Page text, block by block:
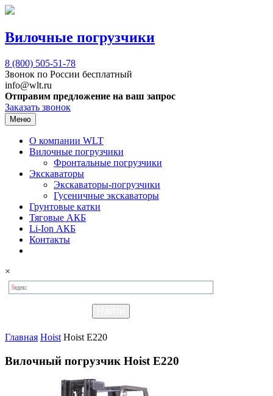
Вилочные погрузчики
8 (800) 505-51-78
Звонок по России бесплатный
info@wlt.ru
Отправим предложение на ваш запрос
Заказать звонок
Меню
О компании WLT
Вилочные погрузчики
Фронтальные погрузчики
Экскаваторы
Экскаваторы-погрузчики
Гусеничные экскаваторы
Грунтовые катки
Тяговые АКБ
Li-Ion АКБ
Контакты
×
Главная Hoist Hoist E220
Вилочный погрузчик Hoist E220